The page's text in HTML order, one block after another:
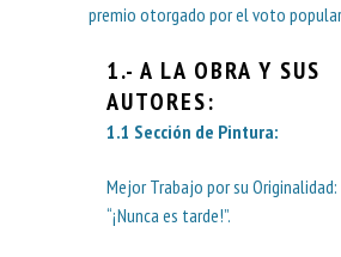
premio otorgado por el voto
1.- A LA OBRA Y SUS
AUTORES:
1.1 Sección de Pintura:
Mejor Trabajo por su Originalidad:
“¡Nunca es tarde!”.